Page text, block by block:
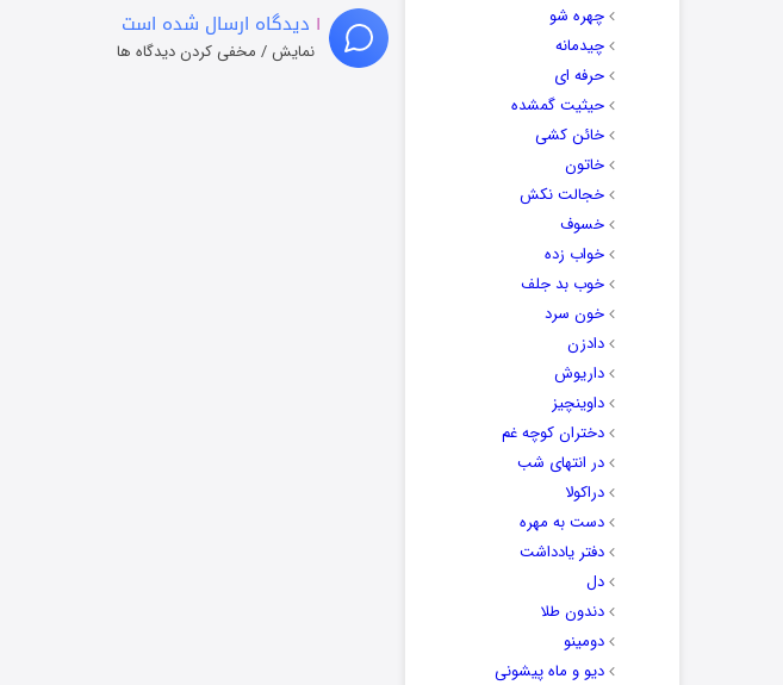
چهره شو
چیدمانه
حرفه ای
حیثیت گمشده
خائن کشی
خاتون
خجالت نکش
خسوف
خواب زده
خوب بد جلف
خون سرد
دادزن
داریوش
داوینچیز
دختران کوچه غم
در انتهای شب
دراکولا
دست به مهره
دفتر یادداشت
دل
دندون طلا
دومینو
دیو و ماه پیشونی
۱ دیدگاه ارسال شده است
نمایش / مخفی کردن دیدگاه ها